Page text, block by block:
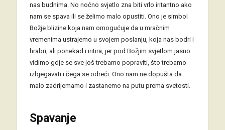
nas budnima. No noćno svjetlo zna biti vrlo iritantno ako
nam se spava ili se želimo malo opustiti. Ono je simbol
Božje blizine koja nam omogućuje da u mračnim
vremenima ustrajemo u svojem poslanju, koja nas bodri i
hrabri, ali ponekad i iritira, jer pod Božjim svjetlom jasno
vidimo gdje se sve još trebamo popraviti, što trebamo
izbjegavati i čega se odreći. Ono nam ne dopušta da
malo zadrijemamo i zastanemo na putu prema svetosti.
Spavanje